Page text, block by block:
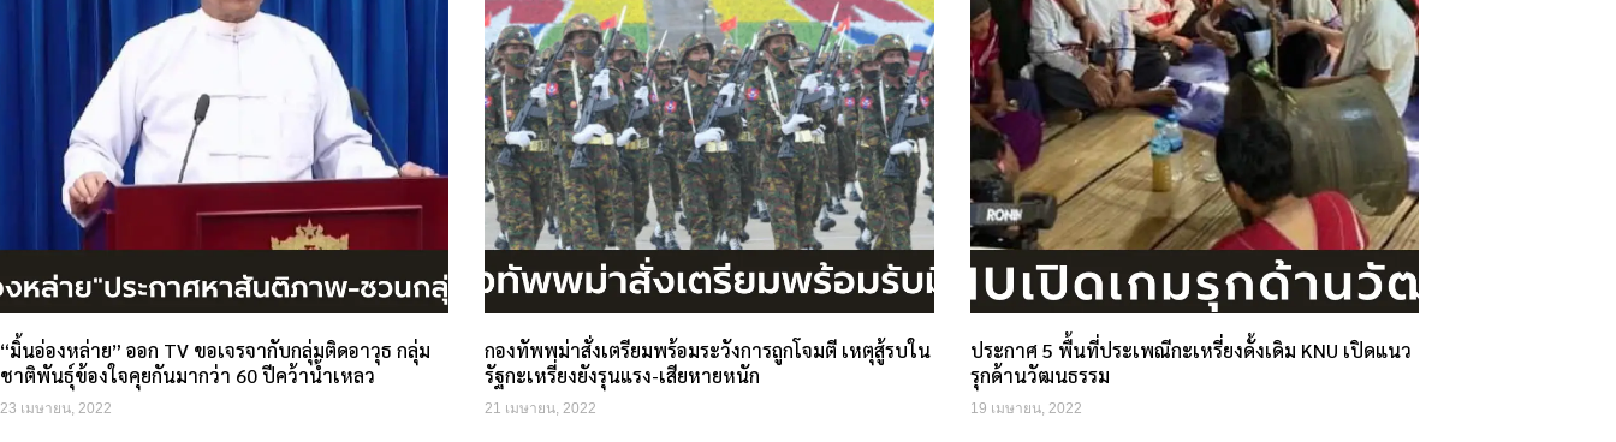
“มิ้นอ่องหล่าย” ออก TV ขอเจรจากับกลุ่มติดอาวุธ กลุ่ม
ชาติพันธุ์ข้องใจคุยกันมากว่า 60 ปีคว้าน้ำเหลว
23 เมษายน, 2022
กองทัพพม่าสั่งเตรียมพร้อมระวังการถูกโจมตี เหตุสู้รบใน
รัฐกะเหรี่ยงยังรุนแรง-เสียหายหนัก
21 เมษายน, 2022
ประกาศ 5 พื้นที่ประเพณีกะเหรี่ยงดั้งเดิม KNU เปิดแนว
รุกด้านวัฒนธรรม
19 เมษายน, 2022